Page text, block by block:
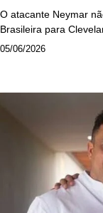
O atacante Neymar
Brasileira para
05/06/2026